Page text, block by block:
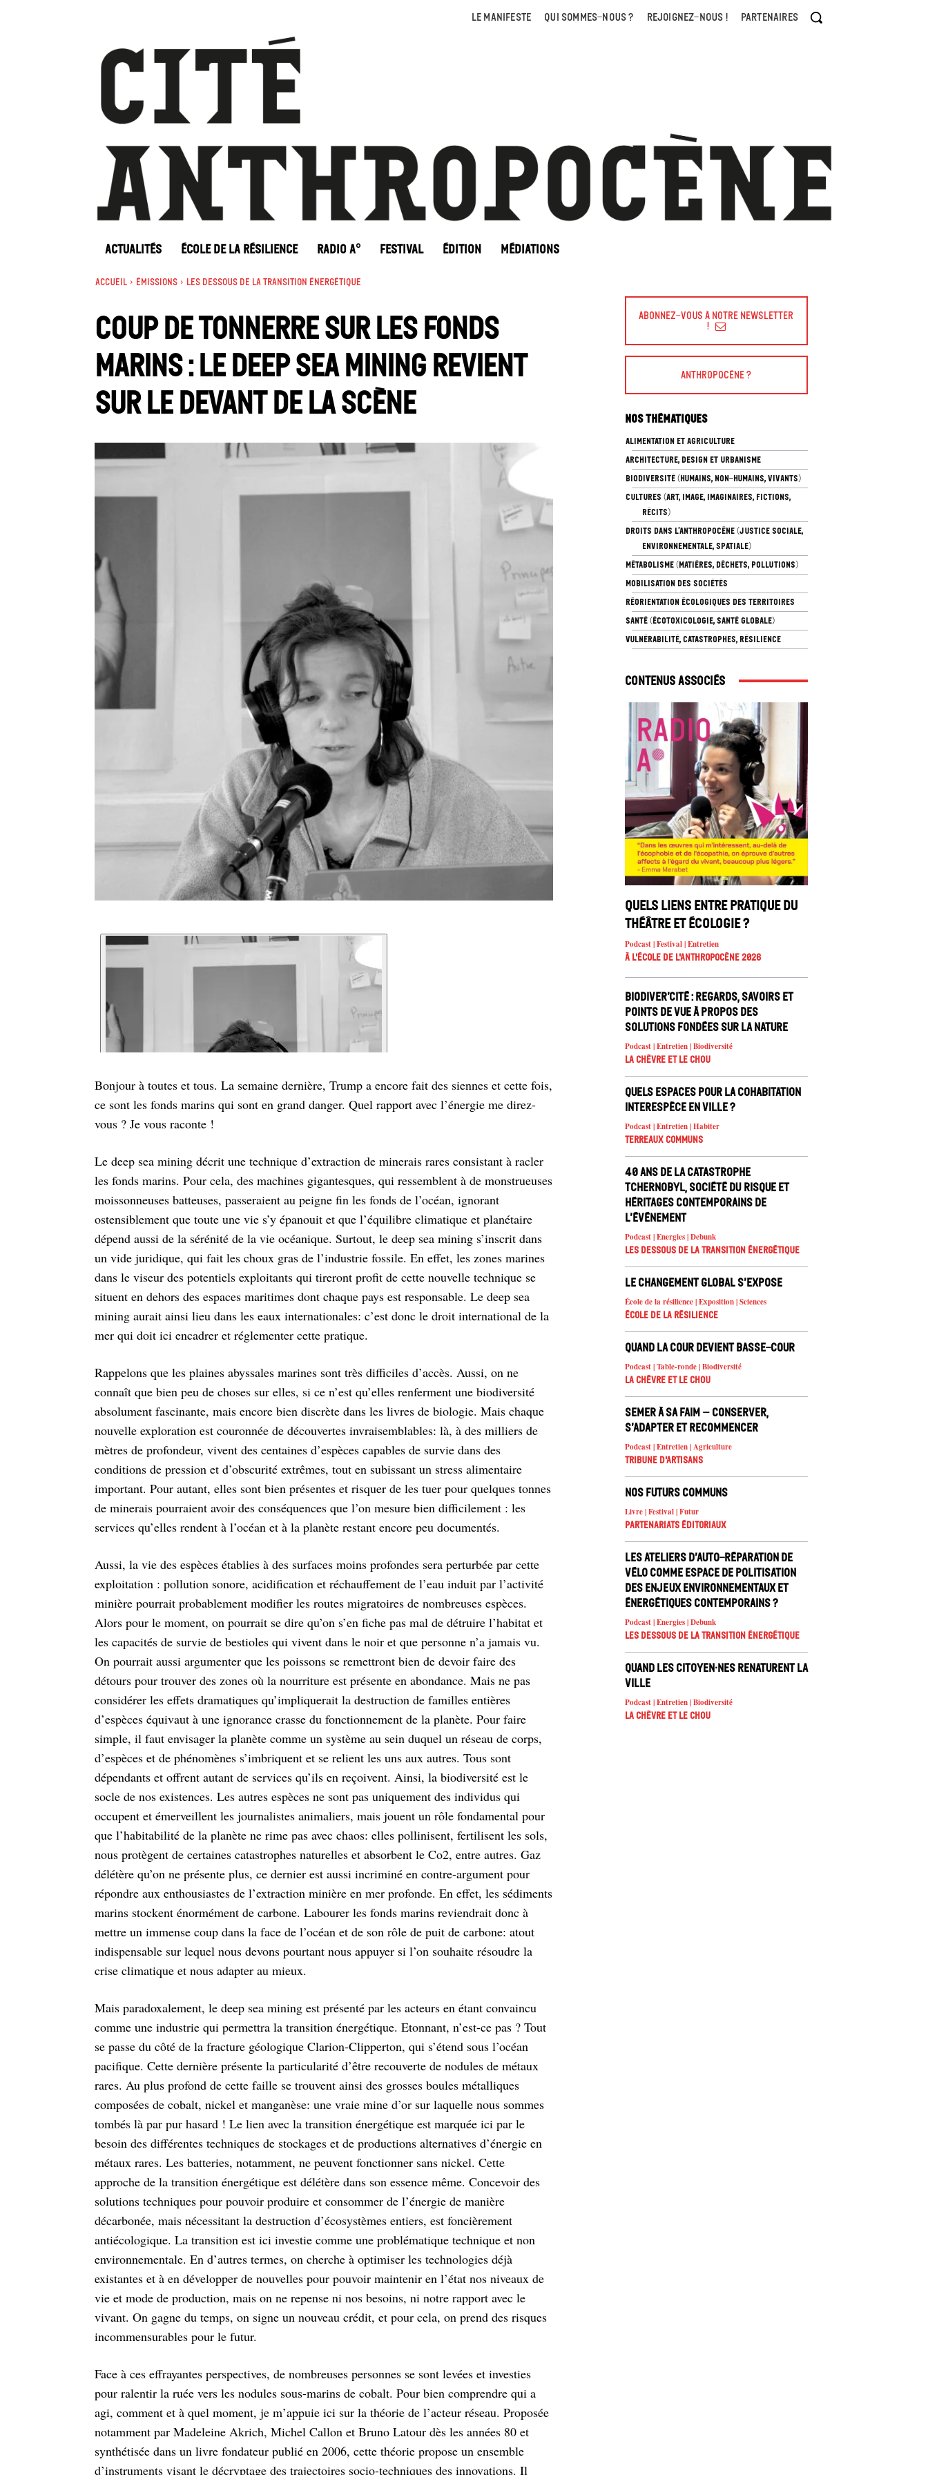
LE MANIFESTE QUI SOMMES-NOUS ? REJOIGNEZ-NOUS ! PARTENAIRES
ACTUALITÉS ÉCOLE DE LA RÉSILIENCE RADIO A° FESTIVAL ÉDITION MÉDIATIONS
Accueil Émissions Les dessous de la transition énergétique
Coup de tonnerre sur les fonds
marins : le deep sea mining revient
sur le devant de la scène
Bonjour à toutes et tous. La semaine dernière, Trump a encore fait des siennes et cette fois,
ce sont les fonds marins qui sont en grand danger. Quel rapport avec l’énergie me direz-
vous ? Je vous raconte !
Le deep sea mining décrit une technique d’extraction de minerais rares consistant à racler
les fonds marins. Pour cela, des machines gigantesques, qui ressemblent à de monstrueuses
moissonneuses batteuses, passeraient au peigne fin les fonds de l’océan, ignorant
ostensiblement que toute une vie s’y épanouit et que l’équilibre climatique et planétaire
dépend aussi de la sérénité de la vie océanique. Surtout, le deep sea mining s’inscrit dans
un vide juridique, qui fait les choux gras de l’industrie fossile. En effet, les zones marines
dans le viseur des potentiels exploitants qui tireront profit de cette nouvelle technique se
situent en dehors des espaces maritimes dont chaque pays est responsable. Le deep sea
mining aurait ainsi lieu dans les eaux internationales: c’est donc le droit international de la
mer qui doit ici encadrer et réglementer cette pratique.
Rappelons que les plaines abyssales marines sont très difficiles d’accès. Aussi, on ne
connaît que bien peu de choses sur elles, si ce n’est qu’elles renferment une biodiversité
absolument fascinante, mais encore bien discrète dans les livres de biologie. Mais chaque
nouvelle exploration est couronnée de découvertes invraisemblables: là, à des milliers de
mètres de profondeur, vivent des centaines d’espèces capables de survie dans des
conditions de pression et d’obscurité extrêmes, tout en subissant un stress alimentaire
important. Pour autant, elles sont bien présentes et risquer de les tuer pour quelques tonnes
de minerais pourraient avoir des conséquences que l’on mesure bien difficilement : les
services qu’elles rendent à l’océan et à la planète restant encore peu documentés.
Aussi, la vie des espèces établies à des surfaces moins profondes sera perturbée par cette
exploitation : pollution sonore, acidification et réchauffement de l’eau induit par l’activité
minière pourrait probablement modifier les routes migratoires de nombreuses espèces.
Alors pour le moment, on pourrait se dire qu’on s’en fiche pas mal de détruire l’habitat et
les capacités de survie de bestioles qui vivent dans le noir et que personne n’a jamais vu.
On pourrait aussi argumenter que les poissons se remettront bien de devoir faire des
détours pour trouver des zones où la nourriture est présente en abondance. Mais ne pas
considérer les effets dramatiques qu’impliquerait la destruction de familles entières
d’espèces équivaut à une ignorance crasse du fonctionnement de la planète. Pour faire
simple, il faut envisager la planète comme un système au sein duquel un réseau de corps,
d’espèces et de phénomènes s’imbriquent et se relient les uns aux autres. Tous sont
dépendants et offrent autant de services qu’ils en reçoivent. Ainsi, la biodiversité est le
socle de nos existences. Les autres espèces ne sont pas uniquement des individus qui
occupent et émerveillent les journalistes animaliers, mais jouent un rôle fondamental pour
que l’habitabilité de la planète ne rime pas avec chaos: elles pollinisent, fertilisent les sols,
nous protègent de certaines catastrophes naturelles et absorbent le Co2, entre autres. Gaz
délétère qu’on ne présente plus, ce dernier est aussi incriminé en contre-argument pour
répondre aux enthousiastes de l’extraction minière en mer profonde. En effet, les sédiments
marins stockent énormément de carbone. Labourer les fonds marins reviendrait donc à
mettre un immense coup dans la face de l’océan et de son rôle de puit de carbone: atout
indispensable sur lequel nous devons pourtant nous appuyer si l’on souhaite résoudre la
crise climatique et nous adapter au mieux.
Mais paradoxalement, le deep sea mining est présenté par les acteurs en étant convaincu
comme une industrie qui permettra la transition énergétique. Etonnant, n’est-ce pas ? Tout
se passe du côté de la fracture géologique Clarion-Clipperton, qui s’étend sous l’océan
pacifique. Cette dernière présente la particularité d’être recouverte de nodules de métaux
rares. Au plus profond de cette faille se trouvent ainsi des grosses boules métalliques
composées de cobalt, nickel et manganèse: une vraie mine d’or sur laquelle nous sommes
tombés là par pur hasard ! Le lien avec la transition énergétique est marquée ici par le
besoin des différentes techniques de stockages et de productions alternatives d’énergie en
métaux rares. Les batteries, notamment, ne peuvent fonctionner sans nickel. Cette
approche de la transition énergétique est délétère dans son essence même. Concevoir des
solutions techniques pour pouvoir produire et consommer de l’énergie de manière
décarbonée, mais nécessitant la destruction d’écosystèmes entiers, est foncièrement
antiécologique. La transition est ici investie comme une problématique technique et non
environnementale. En d’autres termes, on cherche à optimiser les technologies déjà
existantes et à en développer de nouvelles pour pouvoir maintenir en l’état nos niveaux de
vie et mode de production, mais on ne repense ni nos besoins, ni notre rapport avec le
vivant. On gagne du temps, on signe un nouveau crédit, et pour cela, on prend des risques
incommensurables pour le futur.
Face à ces effrayantes perspectives, de nombreuses personnes se sont levées et investies
pour ralentir la ruée vers les nodules sous-marins de cobalt. Pour bien comprendre qui a
agi, comment et à quel moment, je m’appuie ici sur la théorie de l’acteur réseau. Proposée
notamment par Madeleine Akrich, Michel Callon et Bruno Latour dès les années 80 et
synthétisée dans un livre fondateur publié en 2006, cette théorie propose un ensemble
d’instruments visant le décryptage des trajectoires socio-techniques des innovations. Il
Abonnez-vous à Notre Newsletter
!
Anthropocène ?
Nos thématiques
ALIMENTATION ET AGRICULTURE
ARCHITECTURE, DESIGN ET URBANISME
BIODIVERSITÉ (HUMAINS, NON-HUMAINS, VIVANTS)
CULTURES (ART, IMAGE, IMAGINAIRES, FICTIONS,
RÉCITS)
DROITS DANS L’ANTHROPOCÈNE (JUSTICE SOCIALE,
ENVIRONNEMENTALE, SPATIALE)
MÉTABOLISME (MATIÈRES, DÉCHETS, POLLUTIONS)
MOBILISATION DES SOCIÉTÉS
RÉORIENTATION ÉCOLOGIQUES DES TERRITOIRES
SANTÉ (ÉCOTOXICOLOGIE, SANTÉ GLOBALE)
VULNÉRABILITÉ, CATASTROPHES, RÉSILIENCE
Contenus associés
Quels liens entre pratique du
théâtre et écologie ?
Podcast | Festival | Entretien
À l'école de l'Anthropocène 2026
Biodiver’cité : regards, savoirs et
points de vue à propos des
solutions fondées sur la nature
Podcast | Entretien | Biodiversité
La chèvre et le chou
Quels espaces pour la cohabitation
interespèce en ville ?
Podcast | Entretien | Habiter
Terreaux Communs
40 ans de la catastrophe
Tchernobyl, société du risque et
héritages contemporains de
l’événement
Podcast | Energies | Debunk
Les dessous de la transition énergétique
Le changement global s’expose
École de la résilience | Exposition | Sciences
École de la résilience
Quand la cour devient basse-cour
Podcast | Table-ronde | Biodiversité
La chèvre et le chou
Semer à sa faim – conserver,
s’adapter et recommencer
Podcast | Entretien | Agriculture
Tribune d'artisans
Nos futurs communs
Livre | Festival | Futur
Partenariats éditoriaux
Les ateliers d’auto-réparation de
vélo comme espace de politisation
des enjeux environnementaux et
énergétiques contemporains ?
Podcast | Energies | Debunk
Les dessous de la transition énergétique
Quand les citoyen·nes renaturent la
ville
Podcast | Entretien | Biodiversité
La chèvre et le chou